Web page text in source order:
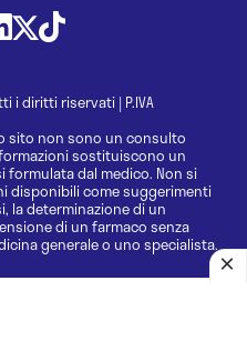
i diritti riservati | P.IVA
sito non sono un consulto
sostituiscono un
dal medico. Non si
disponibili come suggerimenti
la determinazione di un
di un farmaco senza
generale o uno specialista.